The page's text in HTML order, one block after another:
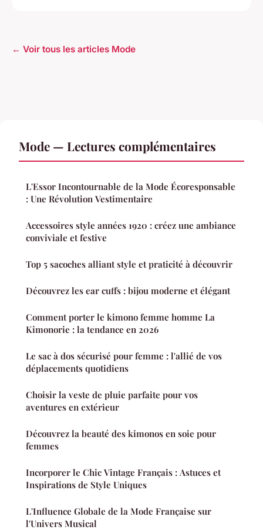
← Voir tous les articles Mode
Mode — Lectures complémentaires
L'Essor Incontournable de la Mode Écoresponsable
: Une Révolution Vestimentaire
Accessoires style années 1920 : créez une ambiance
conviviale et festive
Top 5 sacoches alliant style et praticité à découvrir
Découvrez les ear cuffs : bijou moderne et élégant
Comment porter le kimono femme homme La
Kimonorie : la tendance en 2026
Le sac à dos sécurisé pour femme : l'allié de vos
déplacements quotidiens
Choisir la veste de pluie parfaite pour vos
aventures en extérieur
Découvrez la beauté des kimonos en soie pour
femmes
Incorporer le Chic Vintage Français : Astuces et
Inspirations de Style Uniques
L'Influence Globale de la Mode Française sur
l'Univers Musical